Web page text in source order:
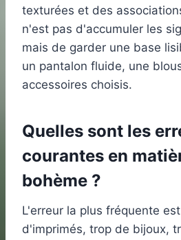
texturées et des
n'est pas d'accumuler les
mais de garder une base
un pantalon fluide, une
accessoires choisis.
Quelles sont les
courantes en
bohème ?
L'erreur la plus fréquente
d'imprimés, trop de bijoux,